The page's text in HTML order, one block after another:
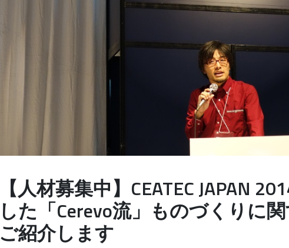
【人材募集中】CEATEC JAPAN
した「Cerevo流」ものづくりに
ご紹介します